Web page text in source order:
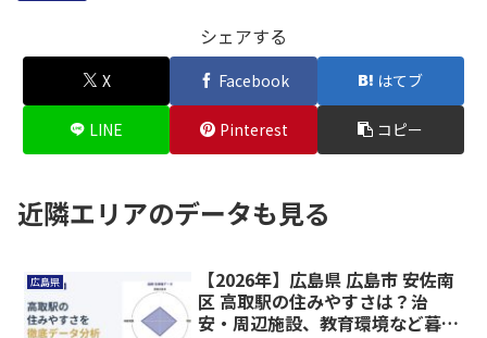
シェアする
X Facebook はてブ
LINE Pinterest コピー
近隣エリアのデータも見る
広島県
【2026年】広島県 広島市 安佐南
区 高取駅の住みやすさは？治
安・周辺施設、教育環境など暮ら